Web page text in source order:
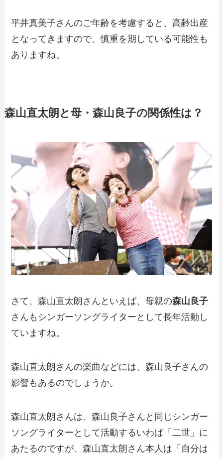
平井真美子さんのご年齢を考慮すると、高齢出産
となってきますので、慎重を期している可能性も
ありますね。
森山直太朗と母・森山良子の関係性は？
さて、森山直太朗さんといえば、母親の森山良子
さんもシンガーソングライターとして長年活動し
ていますね。
森山直太朗さんの楽曲などには、森山良子さんの
影響もあるのでしょうか。
森山直太朗さんは、森山良子さんと同じシンガー
ソングライターとして活動するいわば「二世」に
あたるのですが、森山直太朗さん本人は「自分は